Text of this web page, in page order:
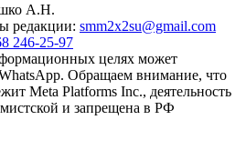
А.Н.
редакции: smm2x2su@gmail.com
246-25-97
целях может
WhatsApp. Обращаем внимание, что
Meta Platforms Inc., деятельность
и запрещена в РФ